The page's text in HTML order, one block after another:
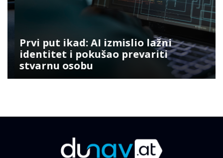
Prvi put ikad: AI izmislio lažni
identitet i pokušao prevariti
stvarnu osobu